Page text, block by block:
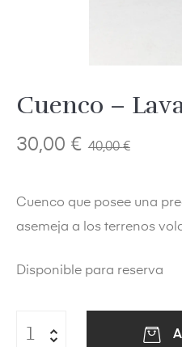
Cuenco –
40,00€
30,00 €
Cuenco que posee una
asemeja a los terrenos
Disponible para reserva